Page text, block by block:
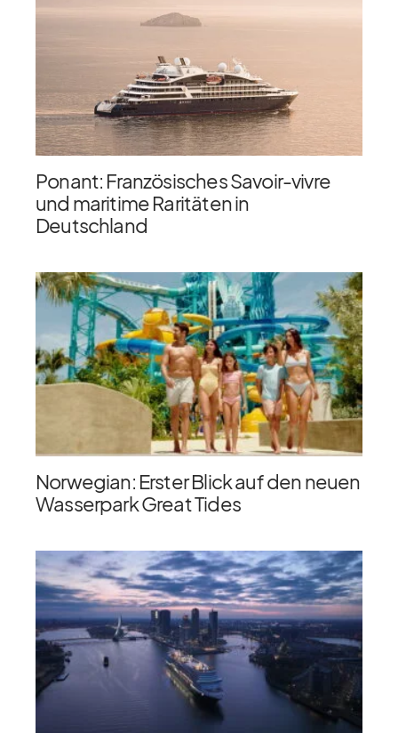
Ponant: Französisches Savoir-vivre
und maritime Raritäten in
Deutschland
Norwegian: Erster Blick auf den neuen
Wasserpark Great Tides